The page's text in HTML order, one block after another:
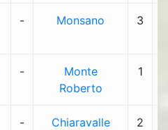
- Monsano 3
-
Monte
Roberto
1
- Chiaravalle 2